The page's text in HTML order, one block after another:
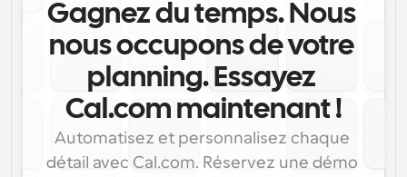
Gagnez du temps. Nous
nous occupons de votre
planning. Essayez
Cal.com maintenant !
Automatisez et personnalisez chaque
détail avec Cal.com. Réservez une démo